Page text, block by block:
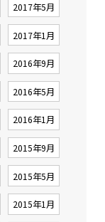
2017年5月
2017年1月
2016年9月
2016年5月
2016年1月
2015年9月
2015年5月
2015年1月